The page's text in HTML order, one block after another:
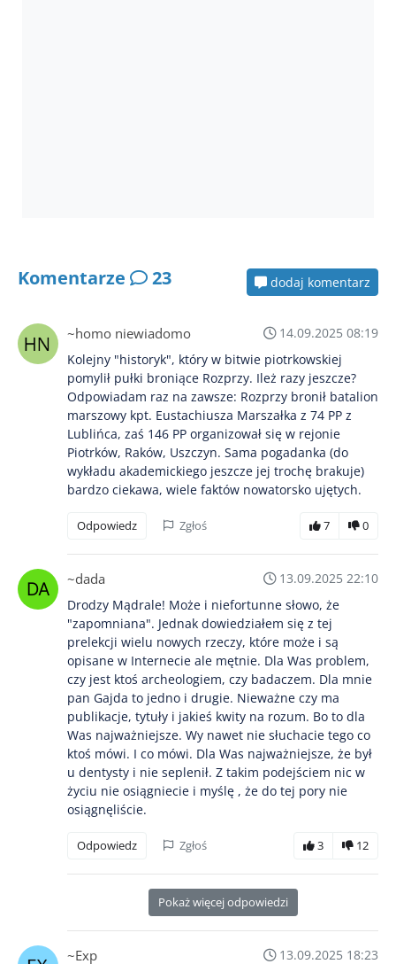
Komentarze 23 dodaj komentarz
~homo niewiadomo
14.09.2025 08:19
Kolejny "historyk", który w bitwie piotrkowskiej
pomylił pułki broniące Rozprzy. Ileż razy jeszcze?
Odpowiadam raz na zawsze: Rozprzy bronił batalion
marszowy kpt. Eustachiusza Marszałka z 74 PP z
Lublińca, zaś 146 PP organizował się w rejonie
Piotrków, Raków, Uszczyn. Sama pogadanka (do
wykładu akademickiego jeszcze jej trochę brakuje)
bardzo ciekawa, wiele faktów nowatorsko ujętych.
Odpowiedz Zgłoś 7 0
~dada
13.09.2025 22:10
Drodzy Mądrale! Może i niefortunne słowo, że
"zapomniana". Jednak dowiedziałem się z tej
prelekcji wielu nowych rzeczy, które może i są
opisane w Internecie ale mętnie. Dla Was problem,
czy jest ktoś archeologiem, czy badaczem. Dla mnie
pan Gajda to jedno i drugie. Nieważne czy ma
publikacje, tytuły i jakieś kwity na rozum. Bo to dla
Was najważniejsze. Wy nawet nie słuchacie tego co
ktoś mówi. I co mówi. Dla Was najważniejsze, że był
u dentysty i nie seplenił. Z takim podejściem nic w
życiu nie osiągniecie i myślę , że do tej pory nie
osiągnęliście.
Odpowiedz Zgłoś 3 12
Pokaż więcej odpowiedzi
~Exp
13.09.2025 18:23